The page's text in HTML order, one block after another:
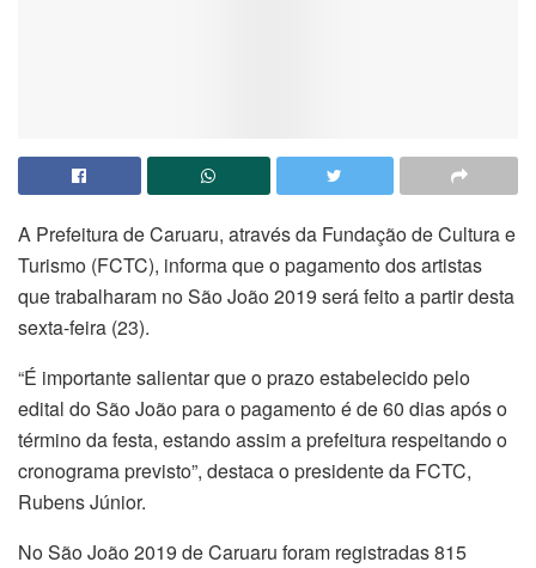
A Prefeitura de Caruaru, através da Fundação de Cultura e
Turismo (FCTC), informa que o pagamento dos artistas
que trabalharam no São João 2019 será feito a partir desta
sexta-feira (23).
“É importante salientar que o prazo estabelecido pelo
edital do São João para o pagamento é de 60 dias após o
término da festa, estando assim a prefeitura respeitando o
cronograma previsto”, destaca o presidente da FCTC,
Rubens Júnior.
No São João 2019 de Caruaru foram registradas 815